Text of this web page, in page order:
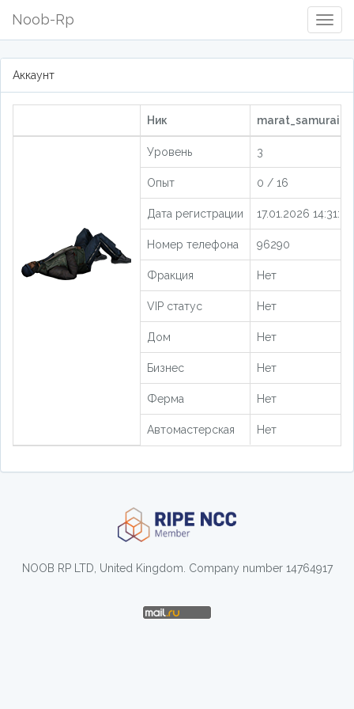
Noob-Rp
Аккаунт
Ник marat_samurai
Уровень 3
Опыт 0 / 16
Дата регистрации 17.01.2026 14:31:24
Номер телефона 96290
Фракция Нет
VIP статус Нет
Дом Нет
Бизнес Нет
Ферма Нет
Автомастерская Нет
NOOB RP LTD, United Kingdom. Company number 14764917